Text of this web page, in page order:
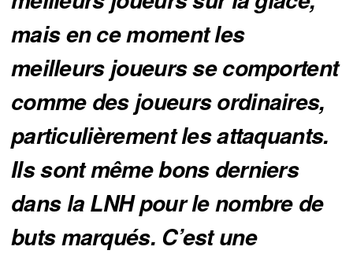
mais en ce moment les
meilleurs joueurs se comportent
comme des joueurs ordinaires,
particulièrement les attaquants.
Ils sont même bons derniers
dans la LNH pour le nombre de
buts marqués. C’est une